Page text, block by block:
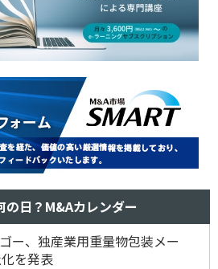
の日？M&Aカレンダー
ー、独産業用重量物包装メー
を発表